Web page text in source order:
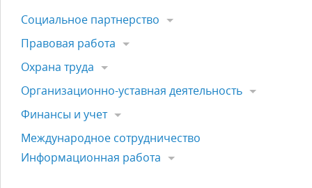
Социальное партнерство
Правовая работа
Охрана труда
Организационно-уставная деятельность
Финансы и учет
Международное сотрудничество
Информационная работа